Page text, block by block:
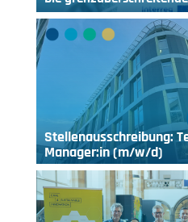
Stellenausschreibung:
Manager:in (m/w/d)